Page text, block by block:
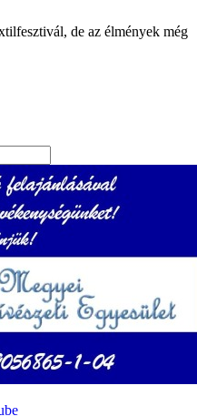
de az élmények még